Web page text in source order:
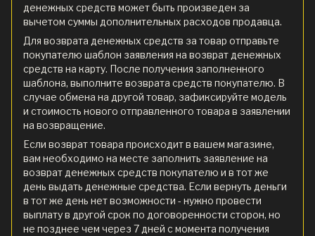
денежных средств может быть произведен за
вычетом суммы дополнительных расходов продавца.
Для возврата денежных средств за товар отправьте
покупателю шаблон заявления на возврат денежных
средств на карту. После получения заполненного
шаблона, выполните возврата средств покупателю. В
случае обмена на другой товар, зафиксируйте модель
и стоимость нового отправленного товара в заявлении
на возвращение.
Если возврат товара происходит в вашем магазине,
вам необходимо на месте заполнить заявление на
возврат денежных средств покупателю и в тот же
день выдать денежные средства. Если вернуть деньги
в тот же день нет возможности - нужно провести
выплату в другой срок по договоренности сторон, но
не позднее чем через 7 дней с момента получения